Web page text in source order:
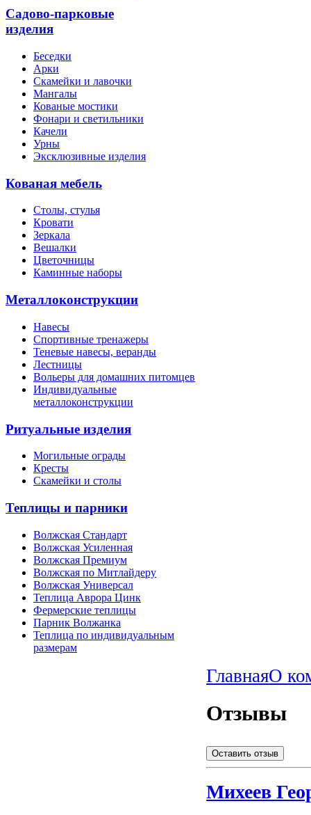
Садово-парковые
изделия
Беседки
Арки
Скамейки и лавочки
Мангалы
Кованые мостики
Фонари и светильники
Качели
Урны
Эксклюзивные изделия
Кованая мебель
Столы, стулья
Кровати
Зеркала
Вешалки
Цветочницы
Каминные наборы
Металлоконструкции
Навесы
Спортивные тренажеры
Теневые навесы, веранды
Лестницы
Вольеры для домашних питомцев
Индивидуальные
металлоконструкции
Ритуальные изделия
Могильные ограды
Кресты
Скамейки и столы
Теплицы и парники
Волжская Стандарт
Волжская Усиленная
Волжская Премиум
Волжская по Митлайдеру
Волжская Универсал
Теплица Аврора Цинк
Фермерские теплицы
Парник Волжанка
Теплица по индивидуальным
размерам
ГлавнаяО
Отзывы
Оставить отзыв
Михеев